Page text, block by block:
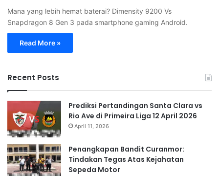
Mana yang lebih hemat baterai? Dimensity 9200 Vs
Snapdragon 8 Gen 3 pada smartphone gaming Android.
Read More »
Recent Posts
Prediksi Pertandingan Santa Clara vs
Rio Ave di Primeira Liga 12 April 2026
April 11, 2026
Penangkapan Bandit Curanmor:
Tindakan Tegas Atas Kejahatan
Sepeda Motor